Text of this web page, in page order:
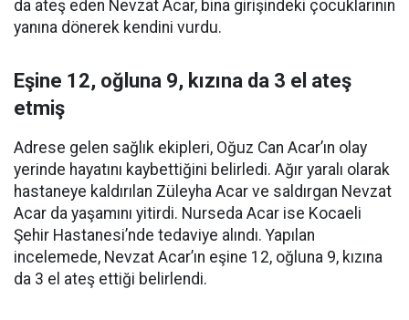
da ateş eden Nevzat Acar, bina girişindeki çocuklarının
yanına dönerek kendini vurdu.
Eşine 12, oğluna 9, kızına da 3 el ateş
etmiş
Adrese gelen sağlık ekipleri, Oğuz Can Acar’ın olay
yerinde hayatını kaybettiğini belirledi. Ağır yaralı olarak
hastaneye kaldırılan Züleyha Acar ve saldırgan Nevzat
Acar da yaşamını yitirdi. Nurseda Acar ise Kocaeli
Şehir Hastanesi’nde tedaviye alındı. Yapılan
incelemede, Nevzat Acar’ın eşine 12, oğluna 9, kızına
da 3 el ateş ettiği belirlendi.